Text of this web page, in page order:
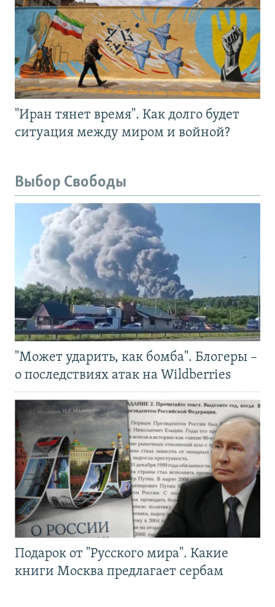
"Иран тянет время". Как долго будет
ситуация между миром и войной?
Выбор Свободы
"Может ударить, как бомба". Блогеры –
о последствиях атак на Wildberries
Подарок от "Русского мира". Какие
книги Москва предлагает сербам